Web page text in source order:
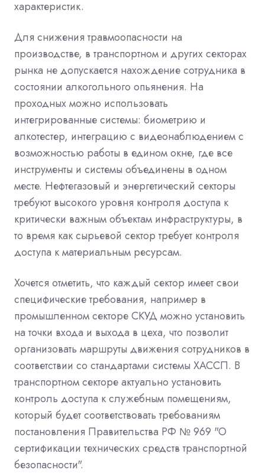
характеристик.
Для снижения травмоопасности на
производстве, в транспортном и других секторах
рынка не допускается нахождение сотрудника в
состоянии алкогольного опьянения. На
проходных можно использовать
интегрированные системы: биометрию и
алкотестер, интеграцию с видеонаблюдением с
возможностью работы в едином окне, где все
инструменты и системы объединены в одном
месте. Нефтегазовый и энергетический секторы
требуют высокого уровня контроля доступа к
критически важным объектам инфраструктуры, в
то время как сырьевой сектор требует контроля
доступа к материальным ресурсам.
Хочется отметить, что каждый сектор имеет свои
специфические требования, например в
промышленном секторе СКУД можно установить
на точки входа и выхода в цеха, что позволит
организовать маршруты движения сотрудников в
соответствии со стандартами системы ХАССП. В
транспортном секторе актуально установить
контроль доступа к служебным помещениям,
который будет соответствовать требованиям
постановления Правительства РФ № 969 "О
сертификации технических средств транспортной
безопасности".